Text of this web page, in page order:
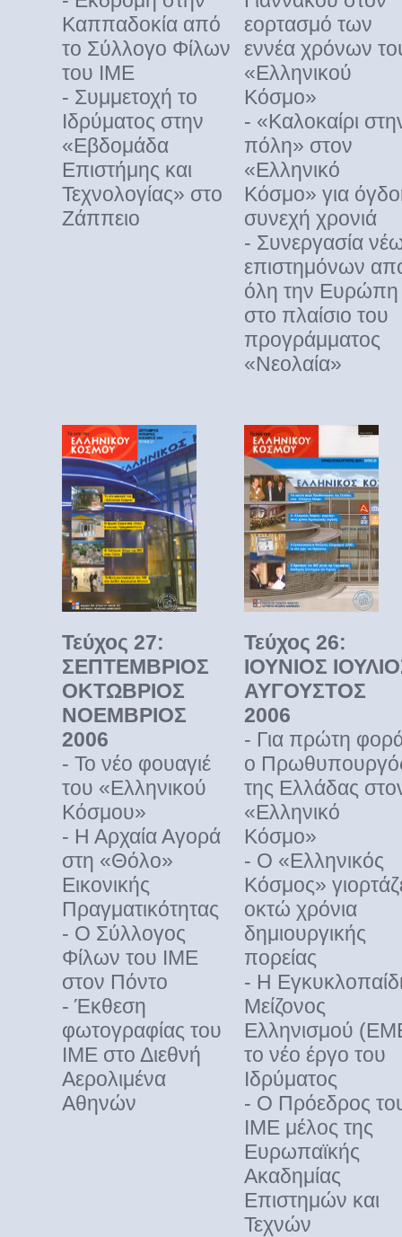
Καππαδοκία από
το Σύλλογο Φίλων
του ΙΜΕ
- Συμμετοχή το
Ιδρύματος στην
«Εβδομάδα
Επιστήμης και
Τεχνολογίας» στο
Ζάππειο
εορτασμό των
εννέα χρόνων
«Ελληνικού
Κόσμο»
- «Καλοκαίρι
πόλη» στον
«Ελληνικό
Κόσμο» για
συνεχή χρονιά
- Συνεργασία
επιστημόνων
όλη την Ευρώπη
στο πλαίσιο του
προγράμματος
«Νεολαία»
Τεύχος 27:
ΣΕΠΤΕΜΒΡΙΟΣ
ΟΚΤΩΒΡΙΟΣ
ΝΟΕΜΒΡΙΟΣ
2006
- Το νέο φουαγιέ
του «Ελληνικού
Κόσμου»
- Η Αρχαία Αγορά
στη «Θόλο»
Εικονικής
Πραγματικότητας
- Ο Σύλλογος
Φίλων του ΙΜΕ
στον Πόντο
- Έκθεση
φωτογραφίας του
ΙΜΕ στο Διεθνή
Αερολιμένα
Αθηνών
Τεύχος 26:
ΙΟΥΝΙΟΣ
ΑΥΓΟΥΣΤΟΣ
2006
- Για πρώτη
ο
της Ελλάδας
«Ελληνικό
Κόσμο»
- Ο «Ελληνικός
Κόσμος»
οκτώ χρόνια
δημιουργικής
πορείας
- Η
Μείζονος
Ελληνισμού
το νέο έργο του
Ιδρύματος
- Ο Πρόεδρος
ΙΜΕ μέλος της
Ευρωπαϊκής
Ακαδημίας
Επιστημών και
Τεχνών